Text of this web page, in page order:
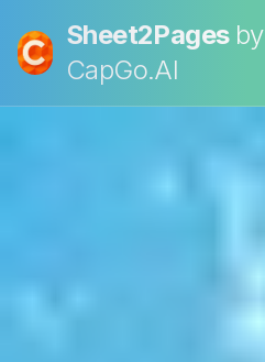
Sheet2Pages by
CapGo.AI